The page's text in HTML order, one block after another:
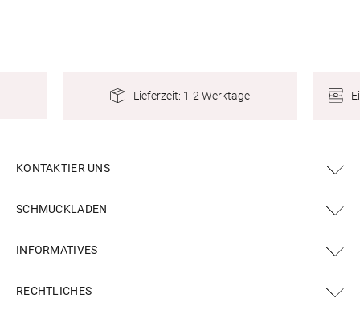
Lieferzeit: 1-2 Werktage
KONTAKTIER UNS
SCHMUCKLADEN
INFORMATIVES
RECHTLICHES